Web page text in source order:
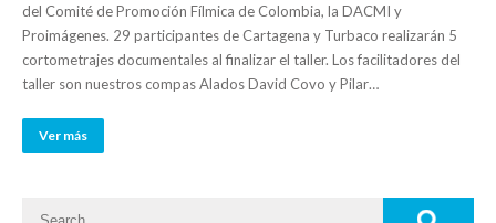
del Comité de Promoción Fílmica de Colombia, la DACMI y
Proimágenes. 29 participantes de Cartagena y Turbaco realizarán 5
cortometrajes documentales al finalizar el taller. Los facilitadores del
taller son nuestros compas Alados David Covo y Pilar…
Ver más